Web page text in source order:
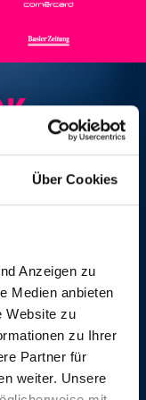
Über Cookies
Anzeigen zu
Medien anbieten
Website zu
zu Ihrer
Partner für
weiter. Unsere
20
US-Bundesstaat
für alle Fans von
Der